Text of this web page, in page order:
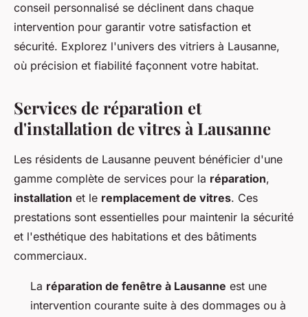
conseil personnalisé se déclinent dans chaque
intervention pour garantir votre satisfaction et
sécurité. Explorez l'univers des vitriers à Lausanne,
où précision et fiabilité façonnent votre habitat.
Services de réparation et
d'installation de vitres à Lausanne
Les résidents de Lausanne peuvent bénéficier d'une
gamme complète de services pour la réparation,
installation et le remplacement de vitres. Ces
prestations sont essentielles pour maintenir la sécurité
et l'esthétique des habitations et des bâtiments
commerciaux.
La réparation de fenêtre à Lausanne est une
intervention courante suite à des dommages ou à